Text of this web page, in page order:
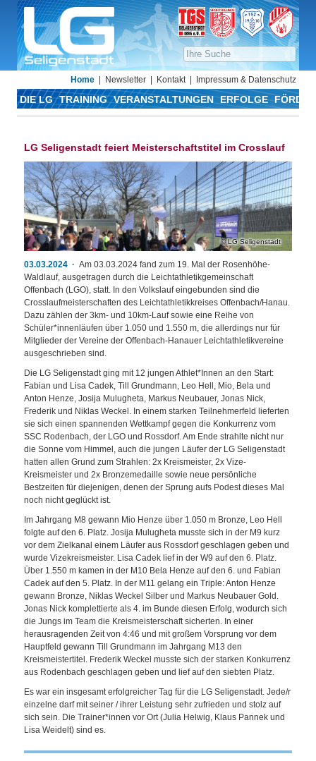
Home Newsletter Kontakt Impressum & Datenschutz
DIE LG TRAINING VERANSTALTUNGEN ERFOLGE
LG Seligenstadt feiert Meisterschaftstitel im Crosslauf
LG Seligenstadt
03.03.2024
Am 03.03.2024 fand zum 19. Mal der Rosenhöhe-
Waldlauf, ausgetragen durch die Leichtathletikgemeinschaft
Offenbach (LGO), statt. In den Volkslauf eingebunden sind die
Crosslaufmeisterschaften des Leichtathletikkreises Offenbach/Hanau.
Dazu zählen der 3km- und 10km-Lauf sowie eine Reihe von
Schüler*innenläufen über 1.050 und 1.550 m, die allerdings nur für
Mitglieder der Vereine der Offenbach-Hanauer Leichtathletikvereine
ausgeschrieben sind.
Die LG Seligenstadt ging mit 12 jungen Athlet*Innen an den Start:
Fabian und Lisa Cadek, Till Grundmann, Leo Hell, Mio, Bela und
Anton Henze, Josija Mulugheta, Markus Neubauer, Jonas Nick,
Frederik und Niklas Weckel. In einem starken Teilnehmerfeld lieferten
sie sich einen spannenden Wettkampf gegen die Konkurrenz vom
SSC Rodenbach, der LGO und Rossdorf. Am Ende strahlte nicht nur
die Sonne vom Himmel, auch die jungen Läufer der LG Seligenstadt
hatten allen Grund zum Strahlen: 2x Kreismeister, 2x Vize-
Kreismeister und 2x Bronzemedaille sowie neue persönliche
Bestzeiten für diejenigen, denen der Sprung aufs Podest dieses Mal
noch nicht geglückt ist.
Im Jahrgang M8 gewann Mio Henze über 1.050 m Bronze, Leo Hell
folgte auf den 6. Platz. Josija Mulugheta musste sich in der M9 kurz
vor dem Zielkanal einem Läufer aus Rossdorf geschlagen geben und
wurde Vizekreismeister. Lisa Cadek lief in der W9 auf den 6. Platz.
Über 1.550 m kamen in der M10 Bela Henze auf den 6. und Fabian
Cadek auf den 5. Platz. In der M11 gelang ein Triple: Anton Henze
gewann Bronze, Niklas Weckel Silber und Markus Neubauer Gold.
Jonas Nick komplettierte als 4. im Bunde diesen Erfolg, wodurch sich
die Jungs im Team die Kreismeisterschaft sicherten. In einer
herausragenden Zeit von 4:46 und mit großem Vorsprung vor dem
Hauptfeld gewann Till Grundmann im Jahrgang M13 den
Kreismeistertitel. Frederik Weckel musste sich der starken Konkurrenz
aus Rodenbach geschlagen geben und lief auf den siebten Platz.
Es war ein insgesamt erfolgreicher Tag für die LG Seligenstadt. Jede/r
einzelne darf mit seiner / ihrer Leistung sehr zufrieden und stolz auf
sich sein. Die Trainer*innen vor Ort (Julia Helwig, Klaus Pannek und
Lisa Weidelt) sind es.